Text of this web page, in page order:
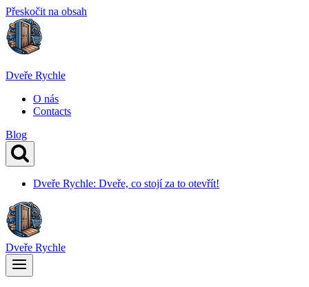
Přeskočit na obsah
Dveře Rychle
O nás
Contacts
Blog
Dveře Rychle: Dveře, co stojí za to otevřít!
Dveře Rychle